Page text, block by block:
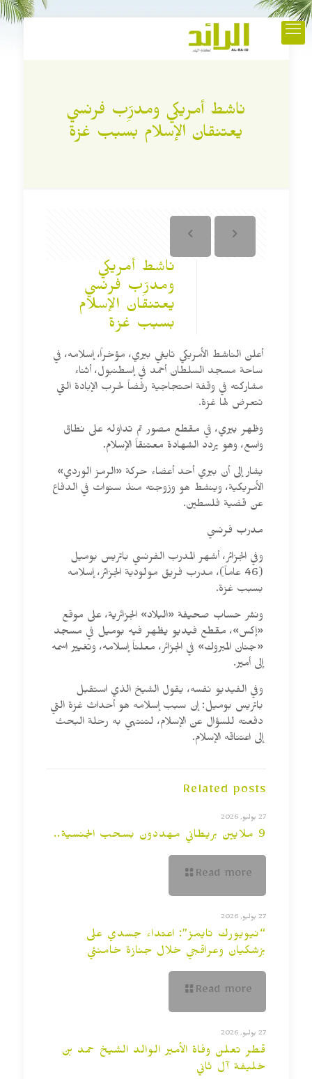
ناشط أمريكي ومدرِّب فرنسي
يعتنقان الإسلام بسبب غزة
ناشط أمريكي
ومدرِّب فرنسي
يعتنقان الإسلام
بسبب غزة
أعلن الناشط الأمريكي تايغي بيري، مؤخراً، إسلامه، في
ساحة مسجد السلطان أحمد في إسطنبول، أثناء
مشاركته في وقفة احتجاجية رفضاً لحرب الإبادة التي
تتعرض لها غزة.
وظهر بيري، في مقطع مصور تم تداوله على نطاق
واسع، وهو يردد الشهادة معتنقاً الإسلام.
يشار إلى أن بيري أحد أعضاء حركة «الرمز الوردي»
الأمريكية، وينشط هو وزوجته منذ سنوات في الدفاع
عن قضية فلسطين.
مدرب فرنسي
وفي الجزائر، أشهر المدرب الفرنسي باتريس بوميل
(46 عاماً)، مدرب فريق مولودية الجزائر، إسلامه
بسبب غزة.
ونشر حساب صحيفة «البلاد» الجزائرية، على موقع
«إكس»، مقطع فيديو يظهر فيه بوميل في مسجد
«جنان المبروك» في الجزائر، معلناً إسلامه، وتغيير اسمه
إلى أمير.
وفي الفيديو نفسه، يقول الشيخ الذي استقبل
باتريس بوميل: إن سبب إسلامه هو أحداث غزة التي
دفعته للسؤال عن الإسلام، لتنتهي به رحلة البحث
إلى اعتناقه الإسلام.
Related posts
27 يوليو, 2026
9 ملايين بريطاني مهددون بسحب الجنسية..
Read more
27 يوليو, 2026
“نيويورك تايمز”: اعتداء جسدي على
بزشكيان وعراقجي خلال جنازة خامنئي
Read more
27 يوليو, 2026
قطر تعلن وفاة الأمير الوالد الشيخ حمد بن
خليفة آل ثاني